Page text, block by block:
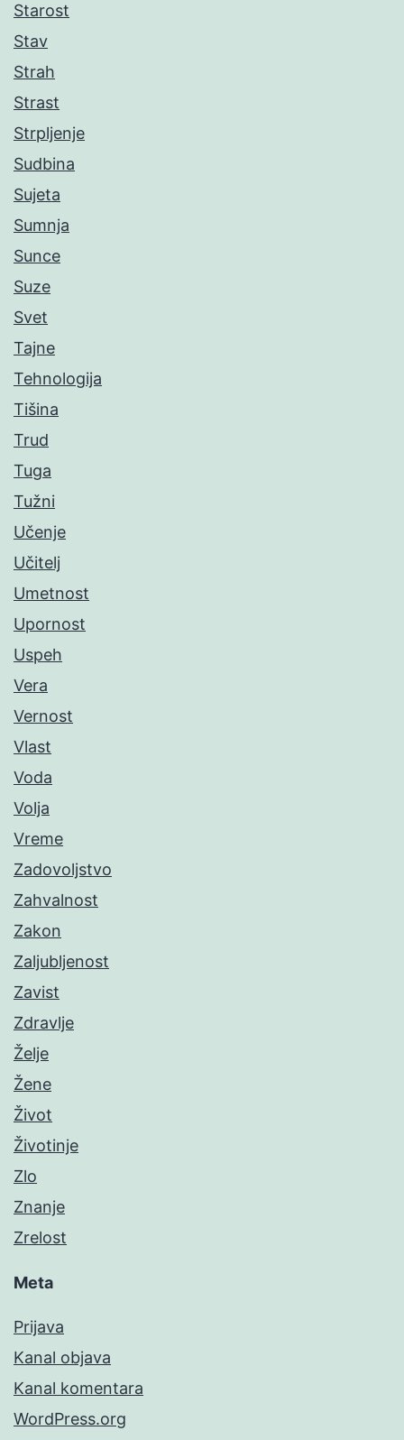
Starost
Stav
Strah
Strast
Strpljenje
Sudbina
Sujeta
Sumnja
Sunce
Suze
Svet
Tajne
Tehnologija
Tišina
Trud
Tuga
Tužni
Učenje
Učitelj
Umetnost
Upornost
Uspeh
Vera
Vernost
Vlast
Voda
Volja
Vreme
Zadovoljstvo
Zahvalnost
Zakon
Zaljubljenost
Zavist
Zdravlje
Želje
Žene
Život
Životinje
Zlo
Znanje
Zrelost
Meta
Prijava
Kanal objava
Kanal komentara
WordPress.org